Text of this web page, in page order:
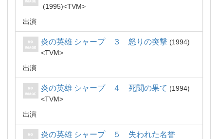
1995
TVM
出演
炎の英雄 シャープ ３ 怒りの突撃
1994
TVM
出演
炎の英雄 シャープ ４ 死闘の果て
1994
TVM
出演
炎の英雄 シャープ ５ 失われた名誉